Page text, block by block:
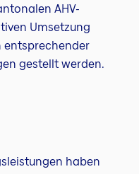
AHV-
Umsetzung
entsprechender
gestellt werden.
haben